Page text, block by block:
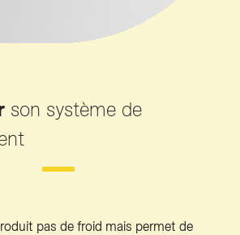
son système de
pas de froid mais permet de